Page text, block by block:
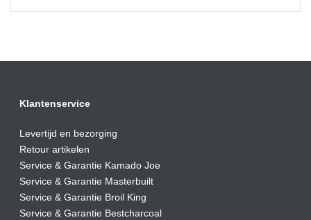
Klantenservice
Levertijd en bezorging
Retour artikelen
Service & Garantie Kamado Joe
Service & Garantie Masterbuilt
Service & Garantie Broil King
Service & Garantie Bestcharcoal